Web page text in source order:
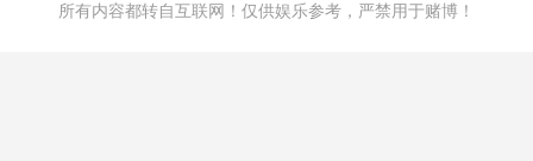
所有内容都转自互联网！仅供娱乐参考，严禁用于赌博！